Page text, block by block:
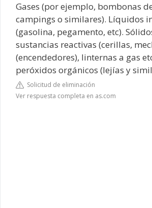
Gases (por ejemplo, bombonas
campings o similares). Líquidos
(gasolina, pegamento, etc).
sustancias reactivas (cerillas,
(encendedores), linternas a gas
peróxidos orgánicos (lejías y
Solicitud de eliminación
Ver respuesta completa en as.com